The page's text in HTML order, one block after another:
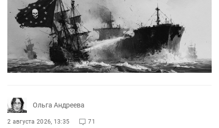
Ольга Андреева
2 августа 2026, 13:35 71